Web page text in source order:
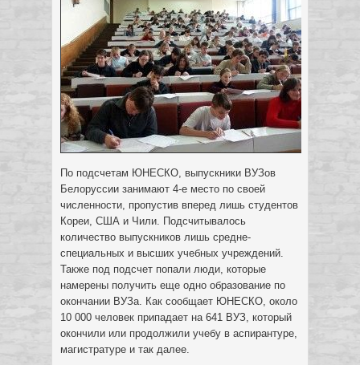
По подсчетам ЮНЕСКО, выпускники ВУЗов
Белоруссии занимают 4-е место по своей
численности, пропустив вперед лишь студентов
Кореи, США и Чили. Подсчитывалось
количество выпускников лишь средне-
специальных и высших учебных учреждений.
Также под подсчет попали люди, которые
намерены получить еще одно образование по
окончании ВУЗа. Как сообщает ЮНЕСКО, около
10 000 человек припадает на 641 ВУЗ, который
окончили или продолжили учебу в аспирантуре,
магистратуре и так далее.